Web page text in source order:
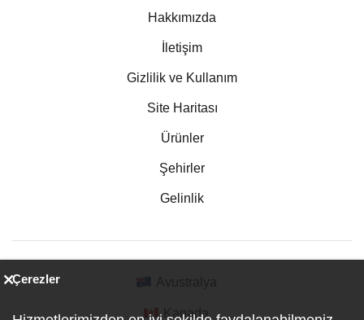
Hakkımızda
İletişim
Gizlilik ve Kullanım
Site Haritası
Ürünler
Şehirler
Gelinlik
Kanada
Çerezler